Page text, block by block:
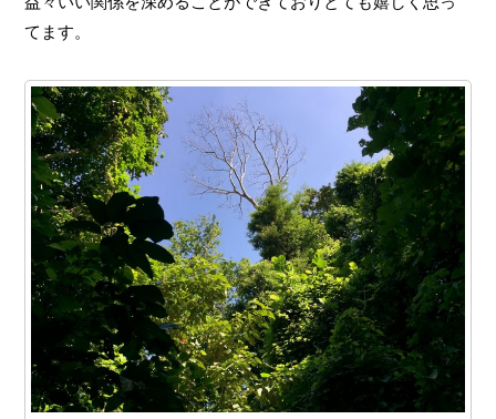
てます。